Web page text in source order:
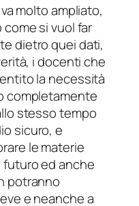
molto ampliato,
si vuol far
dietro quei dati,
i docenti che
la necessità
completamente
stesso tempo
sicuro, e
le materie
ed anche
potranno
e neanche a